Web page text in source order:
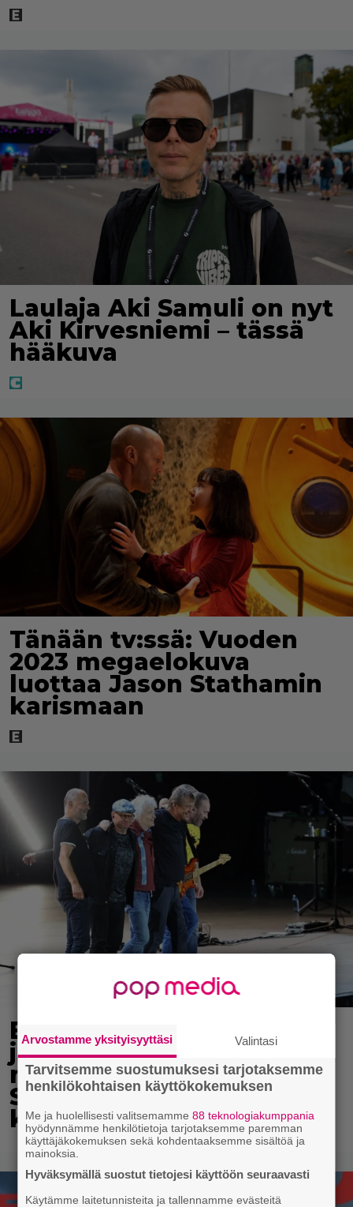
Laulaja Aki Samuli on nyt
Aki Kirvesniemi – tässä
hääkuva
Tänään tv:ssä: Vuoden
2023 megaelokuva
luottaa Jason Stathamin
karismaan
Eppu Normaalin
jäähyväiset koskettivat
myös presidenttiä –
Stubbin sydämelliset
kiitokset ihastuttavat
Arvostamme yksityisyyttäsi Valintasi
Tarvitsemme suostumuksesi tarjotaksemme
henkilökohtaisen käyttökokemuksen
Me ja huolellisesti valitsemamme88 teknologiakumppania
hyödynnämme henkilötietoja tarjotaksemme paremman
käyttäjäkokemuksen sekä kohdentaaksemme sisältöä ja
mainoksia.
Hyväksymällä suostut tietojesi käyttöön seuraavasti
Käytämme laitetunnisteita ja tallennamme evästeitä